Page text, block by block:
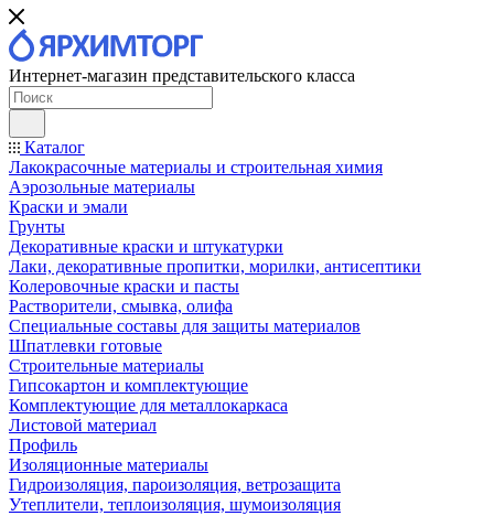
Интернет-магазин представительского класса
Каталог
Лакокрасочные материалы и строительная химия
Аэрозольные материалы
Краски и эмали
Грунты
Декоративные краски и штукатурки
Лаки, декоративные пропитки, морилки, антисептики
Колеровочные краски и пасты
Растворители, смывка, олифа
Специальные составы для защиты материалов
Шпатлевки готовые
Строительные материалы
Гипсокартон и комплектующие
Комплектующие для металлокаркаса
Листовой материал
Профиль
Изоляционные материалы
Гидроизоляция, пароизоляция, ветрозащита
Утеплители, теплоизоляция, шумоизоляция